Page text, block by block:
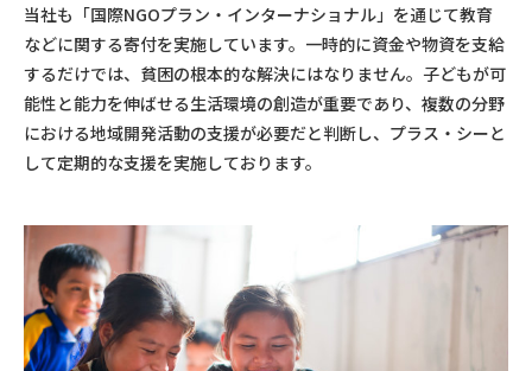
当社も「国際NGOプラン・インターナショナル」を通じて教育
などに関する寄付を実施しています。一時的に資金や物資を支給
するだけでは、貧困の根本的な解決にはなりません。子どもが可
能性と能力を伸ばせる生活環境の創造が重要であり、複数の分野
における地域開発活動の支援が必要だと判断し、プラス・シーと
して定期的な支援を実施しております。